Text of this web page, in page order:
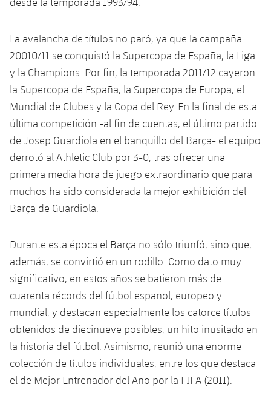
La avalancha de títulos no paró, ya que la campaña
20010/11 se conquistó la Supercopa de España, la Liga
y la Champions. Por fin, la temporada 2011/12 cayeron
la Supercopa de España, la Supercopa de Europa, el
Mundial de Clubes y la Copa del Rey. En la final de esta
última competición -al fin de cuentas, el último partido
de Josep Guardiola en el banquillo del Barça- el equipo
derrotó al Athletic Club por 3-0, tras ofrecer una
primera media hora de juego extraordinario que para
muchos ha sido considerada la mejor exhibición del
Barça de Guardiola.
Durante esta época el Barça no sólo triunfó, sino que,
además, se convirtió en un rodillo. Como dato muy
significativo, en estos años se batieron más de
cuarenta récords del fútbol español, europeo y
mundial, y destacan especialmente los catorce títulos
obtenidos de diecinueve posibles, un hito inusitado en
la historia del fútbol. Asimismo, reunió una enorme
colección de títulos individuales, entre los que destaca
el de Mejor Entrenador del Año por la FIFA (2011).